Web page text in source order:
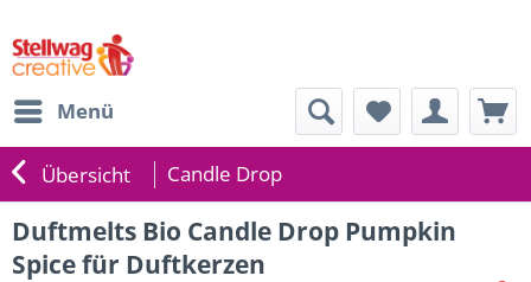
Menü
Übersicht Candle Drop
Duftmelts Bio Candle Drop Pumpkin
Spice für Duftkerzen